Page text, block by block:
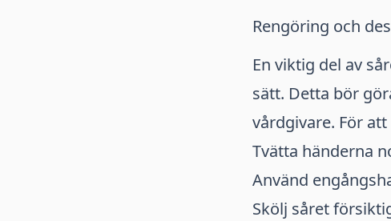
Rengöring och
En viktig del av
sätt. Detta bör
vårdgivare. För
Tvätta händerna
Använd
Skölj såret